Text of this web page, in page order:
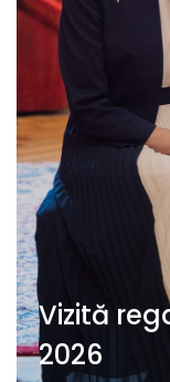
Vizită
2026